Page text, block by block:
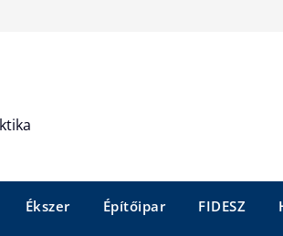
Ékszer Építőipar FIDESZ